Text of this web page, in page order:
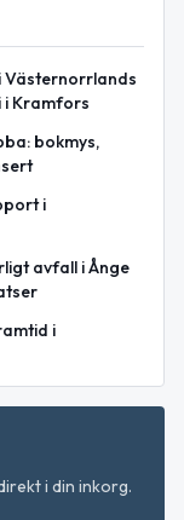
i Kramfors
bokmys,
i
avfall i Ånge
i
i din inkorg.